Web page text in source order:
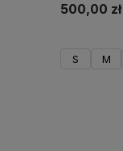
500,00 zł
S M